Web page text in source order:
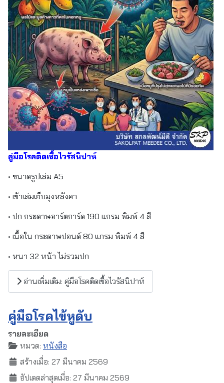
คู่มือโรคติดเชื้อไวรัสนิปาห์
• ขนาดรูปเล่ม A5
• เข้าเล่มเย็บมุงหลังคา
• ปก กระดาษอาร์ตการ์ด 190 แกรม พิมพ์ 4 สี
• เนื้อใน กระดาษปอนด์ 80 แกรม พิมพ์ 4 สี
• หนา 32 หน้า ไม่รวมปก
อ่านเพิ่มเติม: คู่มือโรคติดเชื้อไวรัสนิปาห์
คู่มือโรคไข้หูดับ
รายละเอียด
หมวด: หนังสือ
สร้างเมื่อ: 27 มีนาคม 2569
อัปเดตล่าสุดเมื่อ: 27 มีนาคม 2569